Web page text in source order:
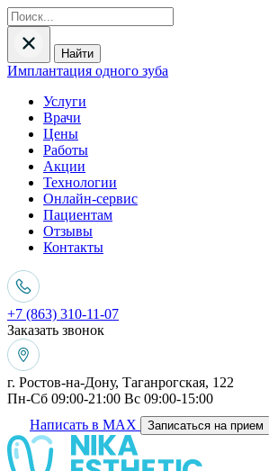
Найти
Имплантация одного зуба
Услуги
Врачи
Цены
Работы
Акции
Технологии
Онлайн-сервис
Пациентам
Отзывы
Контакты
+7 (863) 310-11-07
Заказать звонок
г. Ростов-на-Дону, Таганрогская, 122
Пн-Сб 09:00-21:00 Вс 09:00-15:00
Написать в MAX
Записаться на прием